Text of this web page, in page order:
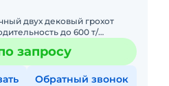
двух дековый грохот
бункер 6.8 м3. А так
запросу
Обратный звонок